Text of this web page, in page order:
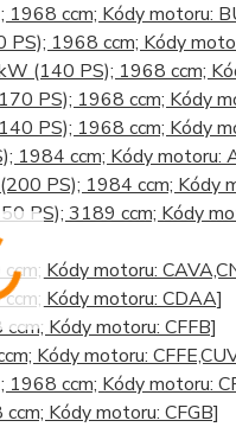
ccm; Kódy motoru:
1968 ccm; Kódy
(140 PS); 1968 ccm;
PS); 1968 ccm; Kódy
PS); 1968 ccm; Kódy
ccm; Kódy motoru:
PS); 1984 ccm; Kódy
PS); 3189 ccm; Kódy
Kódy motoru:
Kódy motoru: CDAA]
Kódy motoru: CFFB]
Kódy motoru:
ccm; Kódy motoru:
Kódy motoru: CFGB]